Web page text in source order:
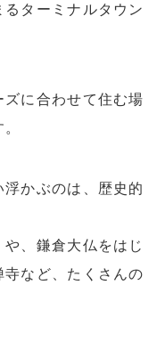
ターミナルタウン
に合わせて住む場
かぶのは、歴史的
、鎌倉大仏をはじ
など、たくさんの